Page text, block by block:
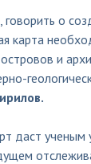
говорить о
карта
и
даст ученым